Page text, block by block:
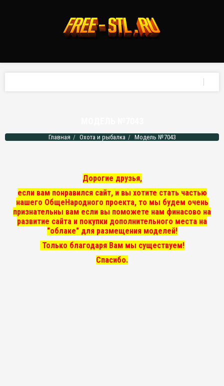
Главная Охота и рыбалка Модель №7043
Дорогие друзья,
если вам понравился сайт, и вы хотите стать частью
нашего ОбщеНародного проекта, то мы будем очень
признательны вам если вы поможете нам финасово на
развитие сайта и покупки дополнительного места на
"облаке" для размещения моделей!
Только благодаря Вам мы существуем!
Спасибо.